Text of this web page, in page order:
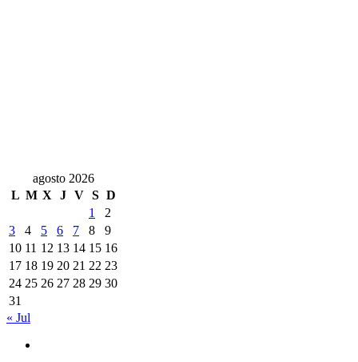
agosto 2026
L M X J V S D
1
2
3
4 5 6 7 8
9
10 11 12 13 14 15 16
17 18 19 20 21 22 23
24 25 26 27 28 29 30
31
« Jul